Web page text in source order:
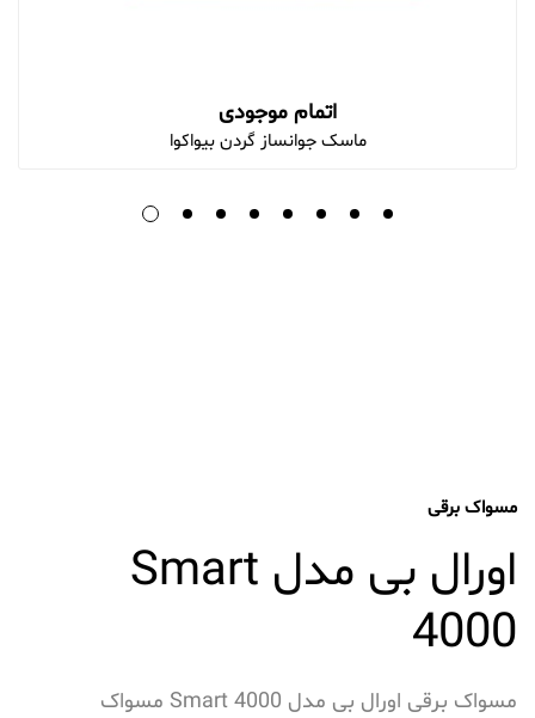
اتمام موجودی
ماسک جوانساز گردن بیواکوا
مسواک برقی
اورال بی مدل Smart
4000
مسواک برقی اورال بی مدل Smart 4000 مسواک